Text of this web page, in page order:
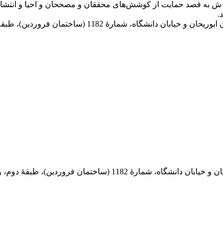
مؤسسه پژوهشی میراث مكتوب در سال 1372 ش به قصد حمایت از كوشش‌های محققان و
شمارۀ 1182 (ساختمان فروردین)، طبقۀ دوم
8 ، روابط عمومی مؤسسه پژوهی میراث مکتوب؛ صندوق پستی: 569-13185